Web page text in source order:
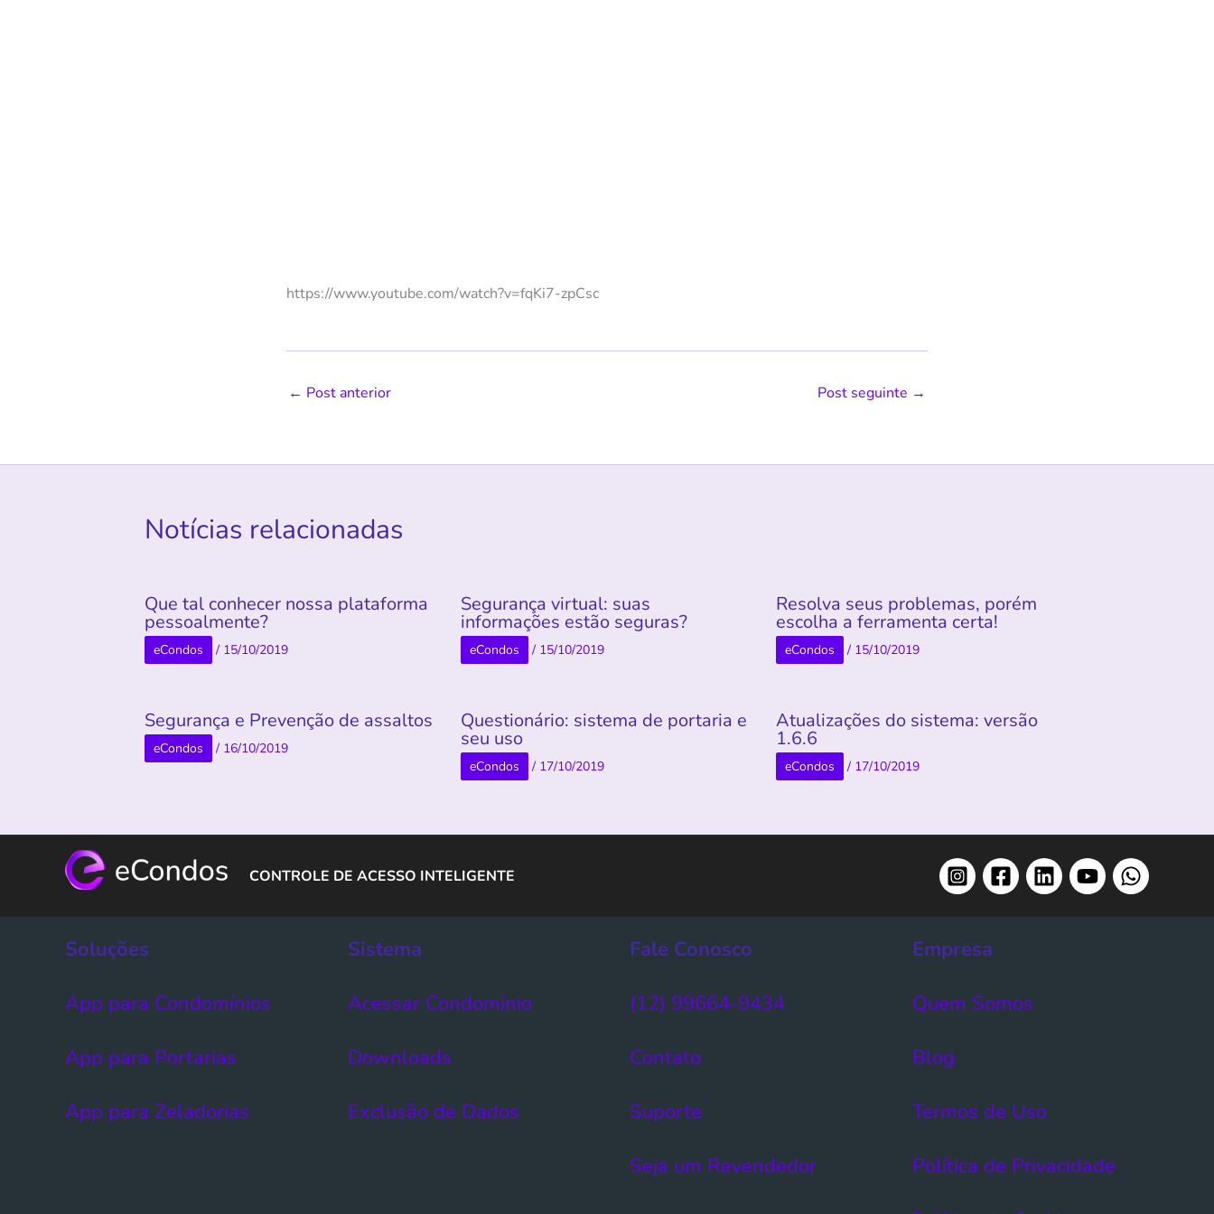
https://www.youtube.com/watch?v=fqKi7-zpCsc
← Post anterior Post seguinte →
Notícias relacionadas
Que tal conhecer nossa plataforma
pessoalmente?
eCondos / 15/10/2019
Segurança virtual: suas
informações estão seguras?
eCondos / 15/10/2019
Resolva seus problemas, porém
escolha a ferramenta certa!
eCondos / 15/10/2019
Segurança e Prevenção de assaltos
eCondos / 16/10/2019
Questionário: sistema de portaria e
seu uso
eCondos / 17/10/2019
Atualizações do sistema: versão
1.6.6
eCondos / 17/10/2019
CONTROLE DE ACESSO INTELIGENTE
Soluções
App para Condomínios
App para Portarias
App para Zeladorias
Sistema
Acessar Condomínio​
Downloads
Exclusão de Dados​
Fale Conosco
(12) 99664-9434
Contato
Suporte
Seja um Revendedor
Empresa
Quem Somos
Blog
Termos de Uso​
Política de Privacidade